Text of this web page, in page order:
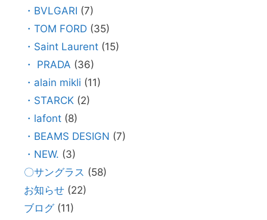
・BVLGARI (7)
・TOM FORD (35)
・Saint Laurent (15)
・ PRADA (36)
・alain mikli (11)
・STARCK (2)
・lafont (8)
・BEAMS DESIGN (7)
・NEW. (3)
〇サングラス (58)
お知らせ (22)
ブログ(11)